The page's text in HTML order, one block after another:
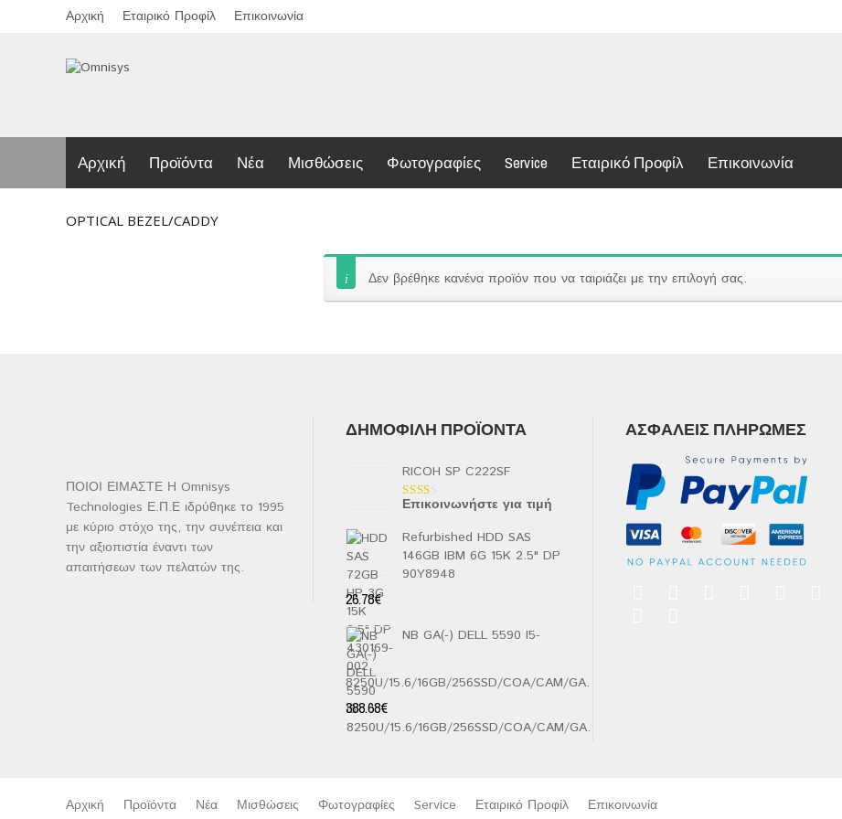
Αρχική Εταιρικό Προφίλ Επικοινωνία
Αρχική Προϊόντα Νέα Μισθώσεις Φωτογραφίες Service Εταιρικό Προφίλ Επικοινωνία
OPTICAL BEZEL/CADDY
Δεν βρέθηκε κανένα προϊόν που να ταιριάζει με την επιλογή σας.
ΠΟΙΟΙ ΕΙΜΑΣΤΕ Η Omnisys
Technologies Ε.Π.Ε ιδρύθηκε το 1995
με κύριο στόχο της, την συνέπεια και
την αξιοπιστία έναντι των
απαιτήσεων των πελατών της.
ΔΗΜΟΦΙΛΉ ΠΡΟΪΌΝΤΑ
RICOH SP C222SF
Βαθμολογήθηκε
2.00
από
5
Επικοινωνήστε για τιμή
Refurbished HDD SAS
146GB IBM 6G 15K 2.5" DP
90Y8948
26.78€
NB GA(-) DELL 5590 I5-
8250U/15.6/16GB/256SSD/COA/CAM/GA.
388.68€
ΑΣΦΑΛΕΊΣ ΠΛΗΡΩΜΈΣ
Αρχική Προϊόντα Νέα Μισθώσεις Φωτογραφίες Service Εταιρικό Προφίλ
Επικοινωνία